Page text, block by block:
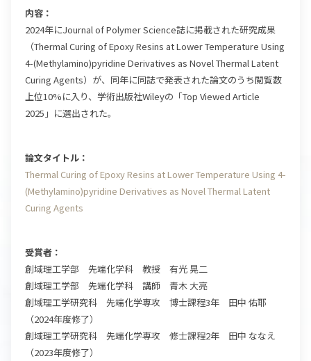
内容：
2024年にJournal of Polymer Science誌に掲載された研究成果
（Thermal Curing of Epoxy Resins at Lower Temperature Using
4-(Methylamino)pyridine Derivatives as Novel Thermal Latent
Curing Agents）が、同年に同誌で発表された論文のうち閲覧数
上位10%に入り、学術出版社Wileyの「Top Viewed Article
2025」に選出された。
論文タイトル：
Thermal Curing of Epoxy Resins at Lower Temperature Using 4-
(Methylamino)pyridine Derivatives as Novel Thermal Latent
Curing Agents
受賞者：
創域理工学部 先端化学科 教授 有光 晃二
創域理工学部 先端化学科 講師 青木 大亮
創域理工学研究科 先端化学専攻 博士課程3年 田中 佑耶
（2024年度修了）
創域理工学研究科 先端化学専攻 修士課程2年 田中 ななえ
（2023年度修了）